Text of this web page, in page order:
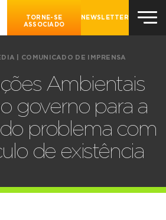
TORNE-SE
ASSOCIADO
NEWSLETTER
COMUNICADO DE IMPRENSA
Ambientais
governo para a
problema com
de existência